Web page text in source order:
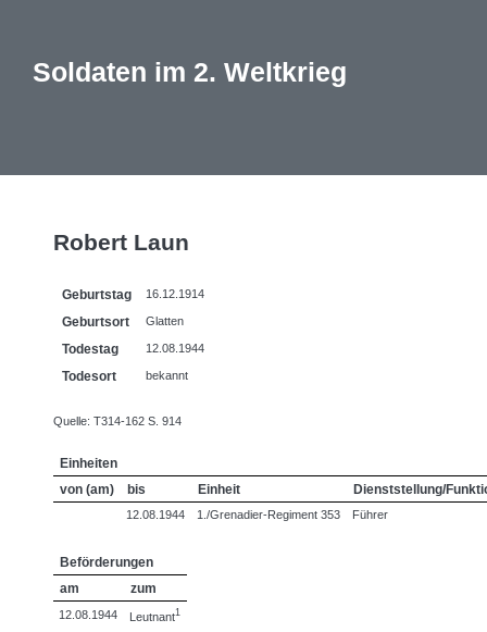
Soldaten im 2. Weltkrieg
Robert Laun
Geburtstag 16.12.1914
Geburtsort Glatten
Todestag 12.08.1944
Todesort bekannt
Quelle: T314-162 S. 914
Einheiten
von (am)
bis Einheit Dienststellung/
12.08.1944 1./Grenadier-Regiment 353 Führer
Beförderungen
am
zum
12.08.1944 Leutnant1